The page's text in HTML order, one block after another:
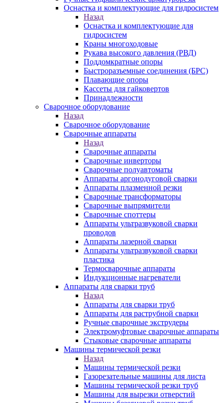
Оснастка и комплектующие для гидросистем
Назад
Оснастка и комплектующие для
гидросистем
Краны многоходовые
Рукава высокого давления (РВД)
Поддомкратные опоры
Быстроразъемные соединения (БРС)
Плавающие опоры
Кассеты для гайковертов
Принадлежности
Сварочное оборудование
Назад
Сварочное оборудование
Сварочные аппараты
Назад
Сварочные аппараты
Сварочные инверторы
Сварочные полуавтоматы
Аппараты аргонодуговой сварки
Аппараты плазменной резки
Сварочные трансформаторы
Сварочные выпрямители
Сварочные споттеры
Аппараты ультразвуковой сварки
проводов
Аппараты лазерной сварки
Аппараты ультразвуковой сварки
пластика
Термосварочные аппараты
Индукционные нагреватели
Аппараты для сварки труб
Назад
Аппараты для сварки труб
Аппараты для раструбной сварки
Ручные сварочные экструдеры
Электромуфтовые сварочные аппараты
Стыковые сварочные аппараты
Машины термической резки
Назад
Машины термической резки
Газорезательные машины для листа
Машины термической резки труб
Машины для вырезки отверстий